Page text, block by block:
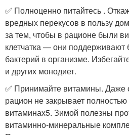
✅ Полноценно питайтесь .
вредных перекусов в пользу
за тем, чтобы в рационе были
клетчатка — они поддерживают
бактерий в организме.
и других монодиет.
✅ Принимайте витамины. Даже
рацион не закрывает
витаминах5. Зимой полезны
витаминно-минеральные